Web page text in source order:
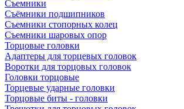
Съемники
Съёмники подшипников
Съемники стопорных колец
Съемники шаровых опор
Торцовые головки
Адаптеры для торцевых головок
Воротки для торцовых головок
Головки торцовые
Торцевые ударные головки
Торцовые биты - головки